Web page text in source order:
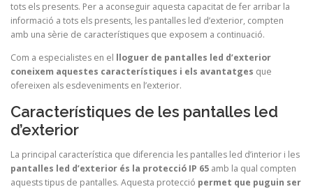
tots els presents. Per a aconseguir aquesta capacitat de fer arribar la
informació a tots els presents, les pantalles led d’exterior, compten
amb una sèrie de característiques que exposem a continuació.
Com a especialistes en el lloguer de pantalles led d’exterior
coneixem aquestes característiques i els avantatges que
ofereixen als esdeveniments en l’exterior.
Característiques de les pantalles led
d’exterior
La principal característica que diferencia les pantalles led d’interior i les
pantalles led d’exterior és la protecció IP 65 amb la qual compten
aquests tipus de pantalles. Aquesta protecció permet que puguin ser